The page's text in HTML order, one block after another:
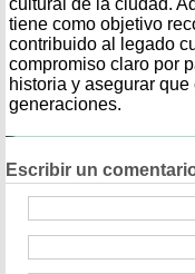
tiene como objetivo
contribuido al legado
compromiso claro por
historia y asegurar
generaciones.
Escribir un